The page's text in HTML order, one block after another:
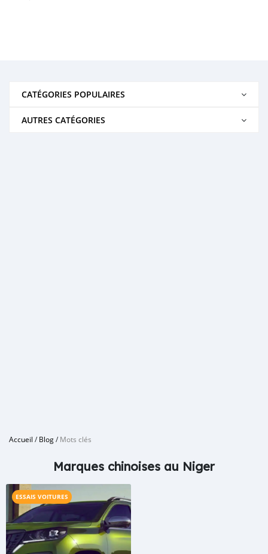
CATÉGORIES POPULAIRES
AUTRES CATÉGORIES
Accueil /Blog/Mots clés
Marques chinoises au Niger
ESSAIS VOITURES